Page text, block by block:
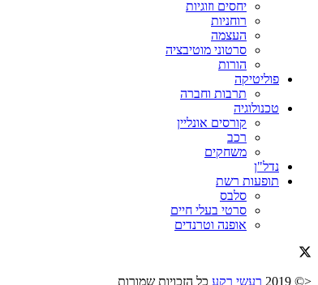
יחסים וזוגיות
רוחניות
העצמה
סרטוני מוטיבציה
הורות
פוליטיקה
תרבות וחברה
טכנולוגיה
קורסים אונליין
רכב
משחקים
נדל"ן
תופעות רשת
סלבס
סרטי בעלי חיים
אופנה וטרנדים
<© 2019 רעשי רקע כל הזכויות שמורות